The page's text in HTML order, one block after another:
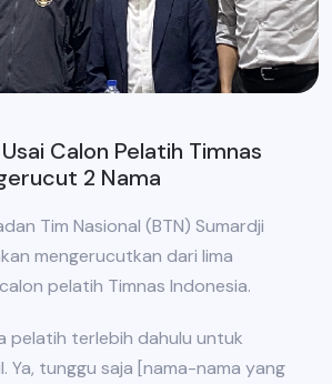
Calon Pelatih Timnas
2 Nama
Tim Nasional (BTN) Sumardji
mengerucutkan dari lima
pelatih Timnas Indonesia.
pelatih terlebih dahulu untuk
Ya, tunggu saja [nama-nama yang